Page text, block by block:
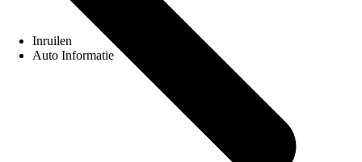
Inruilen
Auto Informatie